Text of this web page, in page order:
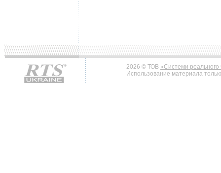
2026 © ТОВ «Системи реального
Использование материала